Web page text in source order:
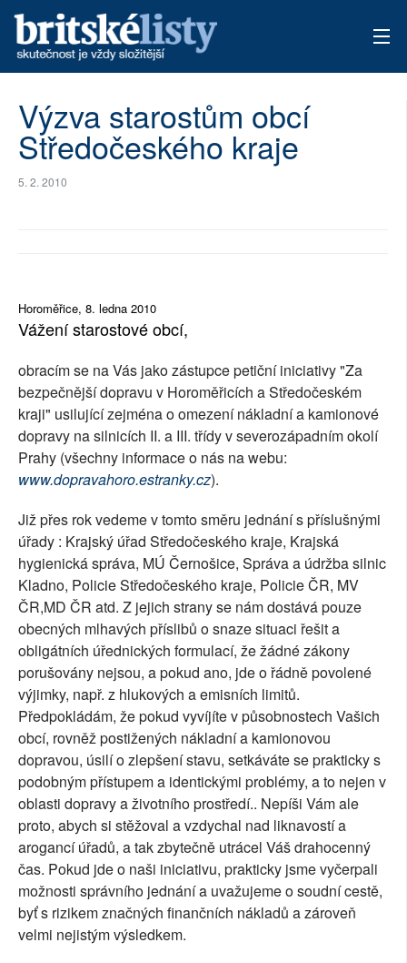
ARCHIV
TÉMATA
Výzva starostům obcí
Středočeského kraje
5. 2. 2010
Horoměřice, 8. ledna 2010
Vážení starostové obcí,
obracím se na Vás jako zástupce petiční iniciativy "Za
bezpečnější dopravu v Horoměřicích a Středočeském
kraji" usilující zejména o omezení nákladní a kamionové
dopravy na silnicích II. a III. třídy v severozápadním okolí
Prahy (všechny informace o nás na webu:
www.dopravahoro.estranky.cz).
Již přes rok vedeme v tomto směru jednání s příslušnými
úřady : Krajský úřad Středočeského kraje, Krajská
hygienická správa, MÚ Černošice, Správa a údržba silnic
Kladno, Policie Středočeského kraje, Policie ČR, MV
ČR,MD ČR atd. Z jejich strany se nám dostává pouze
obecných mlhavých příslibů o snaze situaci řešit a
obligátních úřednických formulací, že žádné zákony
porušovány nejsou, a pokud ano, jde o řádně povolené
výjimky, např. z hlukových a emisních limitů.
Předpokládám, že pokud vyvíjíte v působnostech Vašich
obcí, rovněž postižených nákladní a kamionovou
dopravou, úsilí o zlepšení stavu, setkáváte se prakticky s
podobným přístupem a identickými problémy, a to nejen v
oblasti dopravy a životního prostředí.. Nepíši Vám ale
proto, abych si stěžoval a vzdychal nad liknavostí a
arogancí úřadů, a tak zbytečně utrácel Váš drahocenný
čas. Pokud jde o naši iniciativu, prakticky jsme vyčerpali
možnosti správního jednání a uvažujeme o soudní cestě,
byť s rizikem značných finančních nákladů a zároveň
velmi nejistým výsledkem.